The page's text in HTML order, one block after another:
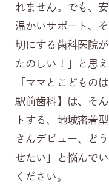
れません。でも、
温かいサポート、
切にする歯科医院
たのしい！」と思
「ママとこどもの
駅前歯科】は、そ
トする、地域密着
さんデビュー、ど
せたい」と悩んで
ください。